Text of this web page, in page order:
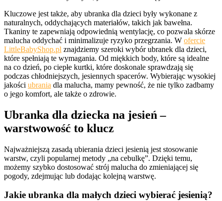
Kluczowe jest także, aby ubranka dla dzieci były wykonane z
naturalnych, oddychających materiałów, takich jak bawełna.
Tkaniny te zapewniają odpowiednią wentylację, co pozwala skórze
malucha oddychać i minimalizuje ryzyko przegrzania. W ofercie
LittleBabyShop.pl znajdziemy szeroki wybór ubranek dla dzieci,
które spełniają te wymagania. Od miękkich body, które są idealne
na co dzień, po ciepłe kurtki, które doskonale sprawdzają się
podczas chłodniejszych, jesiennych spacerów. Wybierając wysokiej
jakości ubrania dla malucha, mamy pewność, że nie tylko zadbamy
o jego komfort, ale także o zdrowie.
Ubranka dla dziecka na jesień –
warstwowość to klucz
Najważniejszą zasadą ubierania dzieci jesienią jest stosowanie
warstw, czyli popularnej metody „na cebulkę”. Dzięki temu,
możemy szybko dostosować strój malucha do zmieniającej się
pogody, zdejmując lub dodając kolejną warstwę.
Jakie ubranka dla małych dzieci wybierać jesienią?